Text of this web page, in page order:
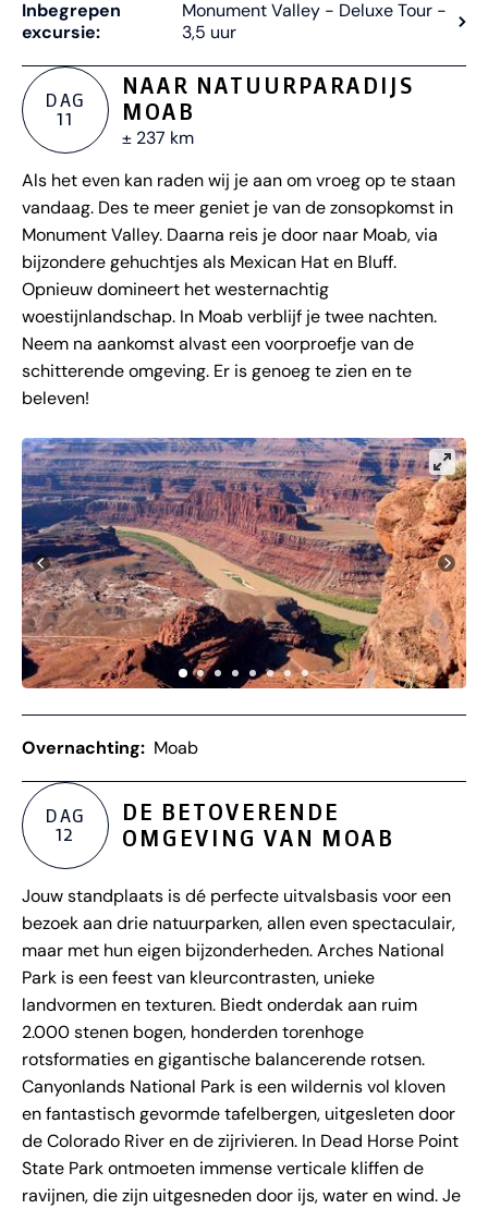
Inbegrepen
excursie:
Monument Valley - Deluxe Tour -
3,5 uur
DAG
11
NAAR NATUURPARADIJS
MOAB
± 237 km
Als het even kan raden wij je aan om vroeg op te staan
vandaag. Des te meer geniet je van de zonsopkomst in
Monument Valley. Daarna reis je door naar Moab, via
bijzondere gehuchtjes als Mexican Hat en Bluff.
Opnieuw domineert het westernachtig
woestijnlandschap. In Moab verblijf je twee nachten.
Neem na aankomst alvast een voorproefje van de
schitterende omgeving. Er is genoeg te zien en te
beleven!
Overnachting: Moab
DAG
12
DE BETOVERENDE
OMGEVING VAN MOAB
Jouw standplaats is dé perfecte uitvalsbasis voor een
bezoek aan drie natuurparken, allen even spectaculair,
maar met hun eigen bijzonderheden. Arches National
Park is een feest van kleurcontrasten, unieke
landvormen en texturen. Biedt onderdak aan ruim
2.000 stenen bogen, honderden torenhoge
rotsformaties en gigantische balancerende rotsen.
Canyonlands National Park is een wildernis vol kloven
en fantastisch gevormde tafelbergen, uitgesleten door
de Colorado River en de zijrivieren. In Dead Horse Point
State Park ontmoeten immense verticale kliffen de
ravijnen, die zijn uitgesneden door ijs, water en wind. Je